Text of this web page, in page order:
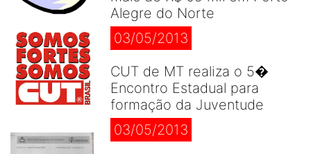
Alegre do Norte
03/05/2013
CUT de MT realiza o 5�
Encontro Estadual para
formação da Juventude
03/05/2013